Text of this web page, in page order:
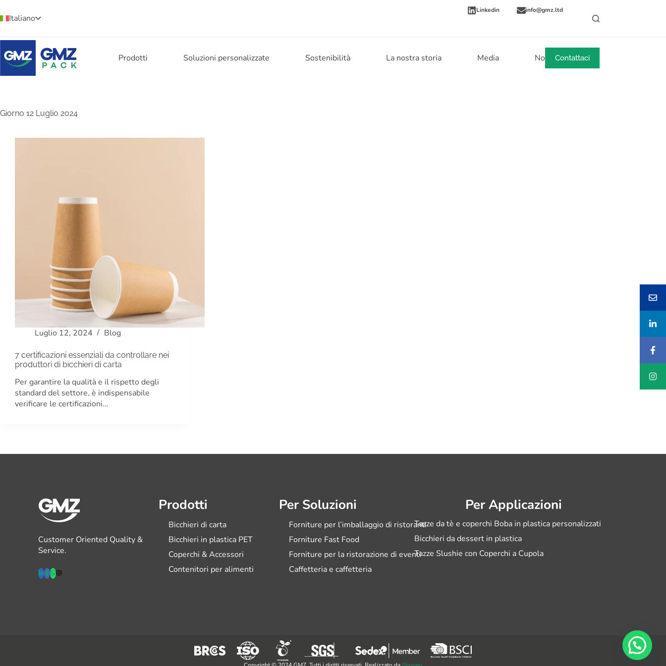
Italiano
Linkedin info@gmz.ltd
Prodotti Soluzioni personalizzate Sostenibilità La nostra storia Media NotizieContattaci
Giorno 12 Luglio 2024
Luglio 12, 2024 Blog
7 certificazioni essenziali da controllare nei
produttori di bicchieri di carta
Per garantire la qualità e il rispetto degli
standard del settore, è indispensabile
verificare le certificazioni…
Customer Oriented Quality &
Service.
Prodotti
Bicchieri di carta
Bicchieri in plastica PET
Coperchi & Accessori
Contenitori per alimenti
Per Soluzioni
Forniture per l’imballaggio di ristoranti
Forniture Fast Food
Forniture per la ristorazione di eventi
Caffetteria e caffetteria
Per Applicazioni
Tazze da tè e coperchi Boba in plastica personalizzati
Bicchieri da dessert in plastica
Tazze Slushie con Coperchi a Cupola